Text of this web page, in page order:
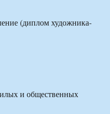
(диплом художника-
и общественных